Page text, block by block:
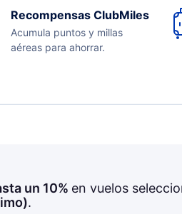
Recompensas ClubMiles
Acumula puntos y millas
aéreas para ahorrar.
un 10% en vuelos
.